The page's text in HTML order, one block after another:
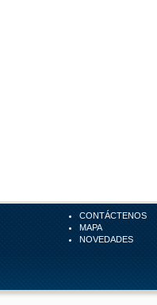
CONTÁCTENOS
MAPA
NOVEDADES